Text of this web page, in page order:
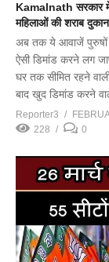
Kamalnath सरकार में
महिलाओं की शराब दुकान
अब तक ये आवाजें पुरुषों
ऐसी डिमांड करने लग
घर तक सीमित रहने
बाद खुद डिमांड करने
Reporter3
228
0